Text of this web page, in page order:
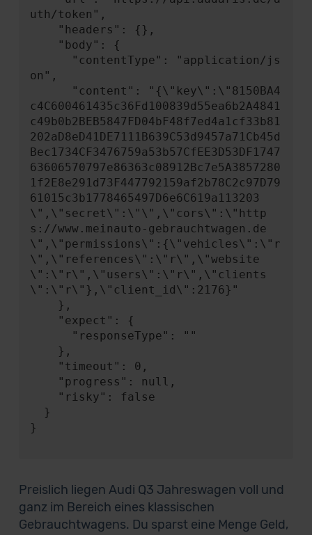
uth/token",
on",
c4C600461435c36Fd100839d55ea6b2A4841
c49b0b2BEB5847FD04bF48f7ed4a1cf33b81
202aD8eD41DE7111B639C53d9457a71Cb45d
Bec1734CF3476759a53b57CfEE3D53DF1747
63606570797e86363c08912Bc7e5A3857280
1f2E8e291d73F447792159af2b78C2c97D79
61015c3b1778465497D6e6C619a113203
\",\"secret\":\"\",\"cors\":\"http
s://www.meinauto-gebrauchtwagen.de
\",\"permissions\":{\"vehicles\":\"r
\",\"references\":\"r\",\"website
\":\"r\",\"users\":\"r\",\"clients
\":\"r\"},\"client_id\":2176}"
}
Preislich liegen Audi Q3 Jahreswagen voll und
ganz im Bereich eines klassischen
Gebrauchtwagens. Du sparst eine Menge Geld,